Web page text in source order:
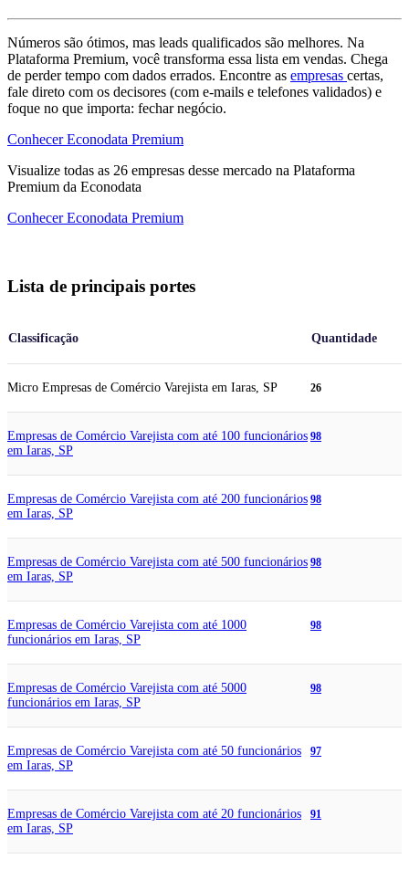
Números são ótimos, mas leads qualificados são melhores. Na
Plataforma Premium, você transforma essa lista em vendas. Chega
de perder tempo com dados errados. Encontre as empresas certas,
fale direto com os decisores (com e-mails e telefones validados) e
foque no que importa: fechar negócio.
Conhecer Econodata Premium
Visualize todas as 26 empresas desse mercado na Plataforma
Premium da Econodata
Conhecer Econodata Premium
Lista de principais portes
Classificação Quantidade
Micro Empresas de Comércio Varejista em Iaras, SP 26
Empresas de Comércio Varejista com até 100 funcionários
em Iaras, SP
98
Empresas de Comércio Varejista com até 200 funcionários
em Iaras, SP
98
Empresas de Comércio Varejista com até 500 funcionários
em Iaras, SP
98
Empresas de Comércio Varejista com até 1000
funcionários em Iaras, SP
98
Empresas de Comércio Varejista com até 5000
funcionários em Iaras, SP
98
Empresas de Comércio Varejista com até 50 funcionários
em Iaras, SP
97
Empresas de Comércio Varejista com até 20 funcionários
em Iaras, SP
91